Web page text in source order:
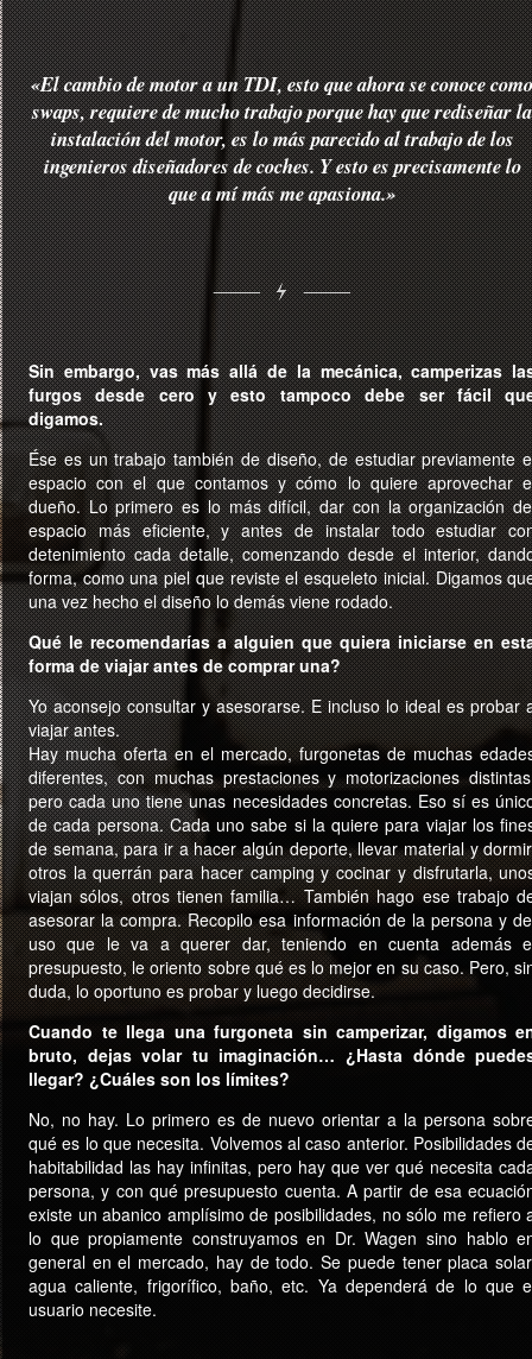
«El cambio de motor a un TDI, esto que ahora se conoce
swaps, requiere de mucho trabajo porque hay que rediseñar la
instalación del motor, es lo más parecido al trabajo de los
ingenieros diseñadores de coches. Y esto es precisamente lo
que a mí más me apasiona.»
Sin embargo, vas más allá de la mecánica, camperizas
furgos desde cero y esto tampoco debe ser fácil
digamos.
Ése es un trabajo también de diseño, de estudiar previamente
espacio con el que contamos y cómo lo quiere aprovechar
dueño. Lo primero es lo más difícil, dar con la organización
espacio más eficiente, y antes de instalar todo estudiar
detenimiento cada detalle, comenzando desde el interior,
forma, como una piel que reviste el esqueleto inicial. Digamos
una vez hecho el diseño lo demás viene rodado.
Qué le recomendarías a alguien que quiera iniciarse en
forma de viajar antes de comprar una?
Yo aconsejo consultar y asesorarse. E incluso lo ideal es probar
viajar antes.
Hay mucha oferta en el mercado, furgonetas de muchas
diferentes, con muchas prestaciones y motorizaciones
pero cada uno tiene unas necesidades concretas. Eso sí es
de cada persona. Cada uno sabe si la quiere para viajar los
de semana, para ir a hacer algún deporte, llevar material y
otros la querrán para hacer camping y cocinar y disfrutarla,
viajan sólos, otros tienen familia… También hago ese trabajo
asesorar la compra. Recopilo esa información de la persona y
uso que le va a querer dar, teniendo en cuenta además
presupuesto, le oriento sobre qué es lo mejor en su caso. Pero,
duda, lo oportuno es probar y luego decidirse.
Cuando te llega una furgoneta sin camperizar, digamos
bruto, dejas volar tu imaginación… ¿Hasta dónde
llegar? ¿Cuáles son los límites?
No, no hay. Lo primero es de nuevo orientar a la persona
qué es lo que necesita. Volvemos al caso anterior. Posibilidades
habitabilidad las hay infinitas, pero hay que ver qué necesita
persona, y con qué presupuesto cuenta. A partir de esa
existe un abanico amplísimo de posibilidades, no sólo me refiero
lo que propiamente construyamos en Dr. Wagen sino hablo
general en el mercado, hay de todo. Se puede tener placa
agua caliente, frigorífico, baño, etc. Ya dependerá de lo que
usuario necesite.